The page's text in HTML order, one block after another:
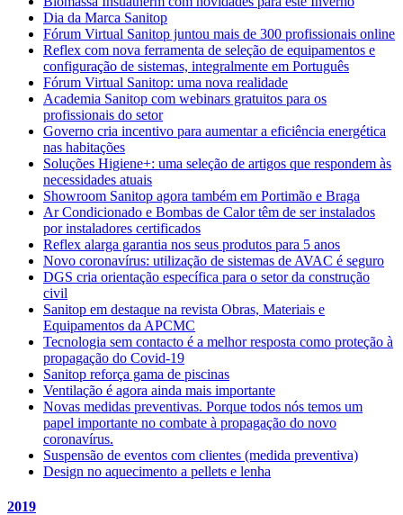
Dia da Marca Sanitop
Fórum Virtual Sanitop juntou mais de 300 profissionais online
Reflex com nova ferramenta de seleção de equipamentos e
configuração de sistemas, integralmente em Português
Fórum Virtual Sanitop: uma nova realidade
Academia Sanitop com webinars gratuitos para os
profissionais do setor
Governo cria incentivo para aumentar a eficiência energética
nas habitações
Soluções Higiene+: uma seleção de artigos que respondem às
necessidades atuais
Showroom Sanitop agora também em Portimão e Braga
Ar Condicionado e Bombas de Calor têm de ser instalados
por instaladores certificados
Reflex alarga garantia nos seus produtos para 5 anos
Novo coronavírus: utilização de sistemas de AVAC é seguro
DGS cria orientação específica para o setor da construção
civil
Sanitop em destaque na revista Obras, Materiais e
Equipamentos da APCMC
Tecnologia sem contacto é a melhor resposta como proteção à
propagação do Covid-19
Sanitop reforça gama de piscinas
Ventilação é agora ainda mais importante
Novas medidas preventivas. Porque todos nós temos um
papel importante no combate à propagação do novo
coronavírus.
Suspensão de eventos com clientes (medida preventiva)
Design no aquecimento a pellets e lenha
2019